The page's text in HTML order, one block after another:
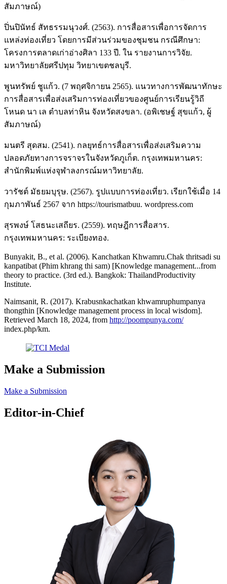
สัมภาษณ์)
ปิ่นปินัทธ์ สัทธรรมนุวงศ์. (2563). การสื่อสารเพื่อการจัดการ
แหล่งท่องเที่ยว โดยการมีส่วนร่วมของชุมชน กรณีศึกษา:
โครงการตลาดเก่าอ่างศิลา 133 ปี. ใน รายงานการวิจัย.
มหาวิทยาลัยศรีปทุม วิทยาเขตชลบุรี.
พูนทรัพย์ ชูแก้ว. (7 พฤศจิกายน 2565). แนวทางการพัฒนาทักษะ
การสื่อสารเพื่อส่งเสริมการท่องเที่ยวของศูนย์การเรียนรู้วิถี
โหนด นา เล ตำบลท่าหิน จังหวัดสงขลา. (อพิเชษฐ์ สุขแก้ว, ผู้
สัมภาษณ์)
มนตรี สุดสม. (2541). กลยุทธ์การสื่อสารเพื่อส่งเสริมความ
ปลอดภัยทางการจราจรในจังหวัดภูเก็ต. กรุงเทพมหานคร:
สำนักพิมพ์แห่งจุฬาลงกรณ์มหาวิทยาลัย.
วารัชต์ มัธยมบุรุษ. (2567). รูปแบบการท่องเที่ยว. เรียกใช้เมื่อ 14
กุมภาพันธ์ 2567 จาก https://tourismatbuu. wordpress.com
สุรพงษ์ โสธนะเสถียร. (2559). ทฤษฎีการสื่อสาร.
กรุงเทพมหานคร: ระเบียงทอง.
Bunyakit, B., et al. (2006). Kanchatkan Khwamru.Chak thritsadi su
kanpatibat (Phim khrang thi sam) [Knowledge management...from
theory to practice. (3rd ed.). Bangkok: ThailandProductivity
Institute.
Naimsanit, R. (2017). Krabusnkachatkan khwamruphumpanya
thongthin [Knowledge management process in local wisdom].
Retrieved March 18, 2024, from http://poompunya.com/
index.php/km.
Make a Submission
Make a Submission
Editor-in-Chief